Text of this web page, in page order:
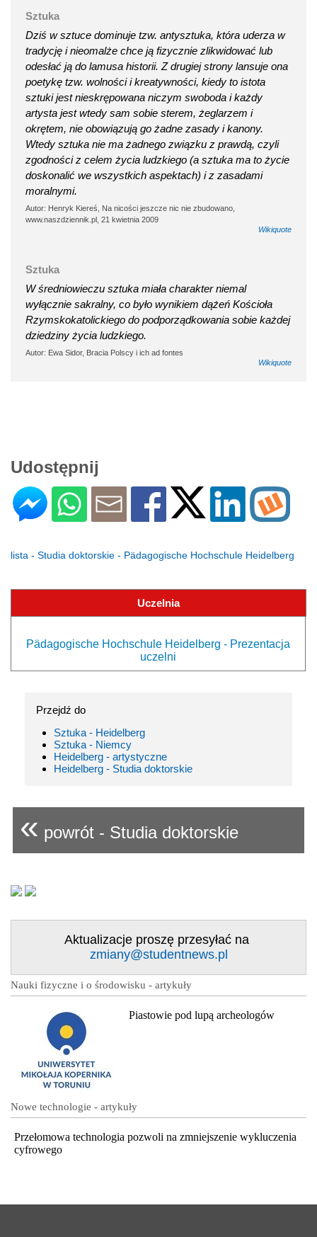
Sztuka
Dziś w sztuce dominuje tzw. antysztuka, która uderza w
tradycję i nieomalże chce ją fizycznie zlikwidować lub
odesłać ją do lamusa historii. Z drugiej strony lansuje ona
poetykę tzw. wolności i kreatywności, kiedy to istota
sztuki jest nieskrępowana niczym swoboda i każdy
artysta jest wtedy sam sobie sterem, żeglarzem i
okrętem, nie obowiązują go żadne zasady i kanony.
Wtedy sztuka nie ma żadnego związku z prawdą, czyli
zgodności z celem życia ludzkiego (a sztuka ma to życie
doskonalić we wszystkich aspektach) i z zasadami
moralnymi.
Autor: Henryk Kiereś, Na nicości jeszcze nic nie zbudowano,
www.naszdziennik.pl, 21 kwietnia 2009
Wikiquote
Sztuka
W średniowieczu sztuka miała charakter niemal
wyłącznie sakralny, co było wynikiem dążeń Kościoła
Rzymskokatolickiego do podporządkowania sobie każdej
dziedziny życia ludzkiego.
Autor: Ewa Sidor, Bracia Polscy i ich ad fontes
Wikiquote
Udostępnij
lista - Studia doktorskie - Pädagogische Hochschule Heidelberg
Uczelnia
Pädagogische Hochschule Heidelberg - Prezentacja
uczelni
Przejdź do
Sztuka - Heidelberg
Sztuka - Niemcy
Heidelberg - artystyczne
Heidelberg - Studia doktorskie
« powrót - Studia doktorskie
Aktualizacje proszę przesyłać na
zmiany@studentnews.pl
Nauki fizyczne i o środowisku - artykuły
Piastowie pod lupą archeologów
Nowe technologie - artykuły
Przełomowa technologia pozwoli na zmniejszenie wykluczenia
cyfrowego